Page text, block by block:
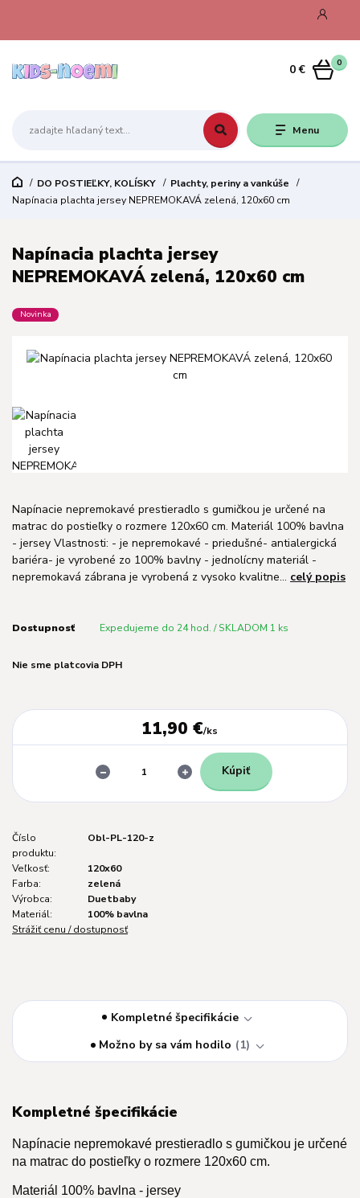
Menu
0
0 €
DO POSTIEĽKY, KOLÍSKY
Plachty, periny a vankúše
Napínacia plachta jersey NEPREMOKAVÁ zelená, 120x60 cm
Napínacia plachta jersey
NEPREMOKAVÁ zelená, 120x60 cm
Novinka
Napínacie nepremokavé prestieradlo s gumičkou je určené na
matrac do postieľky o rozmere 120x60 cm. Materiál 100% bavlna
- jersey Vlastnosti: - je nepremokavé - priedušné- antialergická
bariéra- je vyrobené zo 100% bavlny - jednolícny materiál -
nepremokavá zábrana je vyrobená z vysoko kvalitne... celý popis
Dostupnosť Expedujeme do 24 hod. / SKLADOM 1 ks
Nie sme platcovia DPH
11,90 €/ks
Kúpiť
Číslo
produktu:
Obl-PL-120-z
Veľkosť:
120x60
Farba:
zelená
Výrobca:
Duetbaby
Materiál:
100% bavlna
Strážiť cenu / dostupnosť
Kompletné špecifikácie
Možno by sa vám hodilo
1
Kompletné špecifikácie
Napínacie nepremokavé prestieradlo s gumičkou je určené
na matrac do postieľky o rozmere 120x60 cm.
Materiál 100% bavlna - jersey